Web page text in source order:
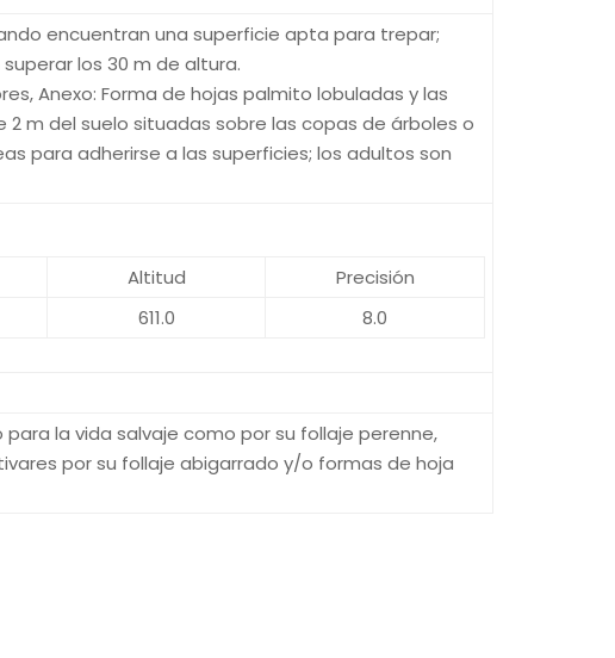
encuentran una superficie apta para trepar;
los 30 m de altura.
Anexo: Forma de hojas palmito lobuladas y las
m del suelo situadas sobre las copas de árboles o
para adherirse a las superficies; los adultos son
Altitud
Precisión
611.0 8.0
la vida salvaje como por su follaje perenne,
por su follaje abigarrado y/o formas de hoja